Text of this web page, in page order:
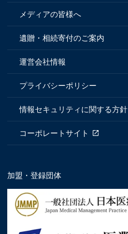
メディアの皆様へ
遺贈・相続寄付のご案内
運営会社情報
プライバシーポリシー
情報セキュリティに関する方針
コーポレートサイト
加盟・登録団体